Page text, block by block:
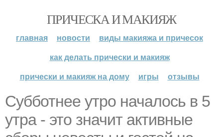
ПРИЧЕСКА И МАКИЯЖ
главная новости
виды макияжа и причесок
как делать прически и макияж
прически и макияж на дому
игры отзывы
Субботнее утро началось в 5
утра - это значит активные